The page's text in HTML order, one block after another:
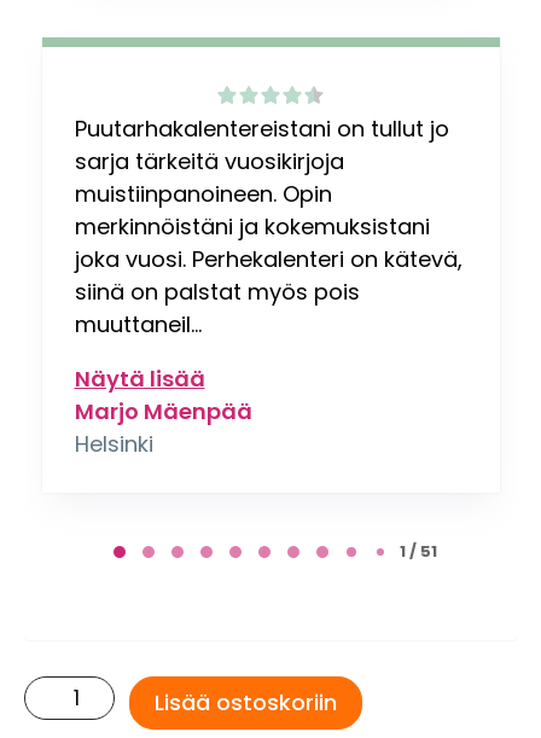
Puutarhakalentereistani on tullut jo
sarja tärkeitä vuosikirjoja
muistiinpanoineen. Opin
merkinnöistäni ja kokemuksistani
joka vuosi. Perhekalenteri on kätevä,
siinä on palstat myös pois
muuttaneil...
Näytä lisää
Marjo Mäenpää
Helsinki
1 / 51
Puutarhakalenteri
2026
Lisää ostoskoriin